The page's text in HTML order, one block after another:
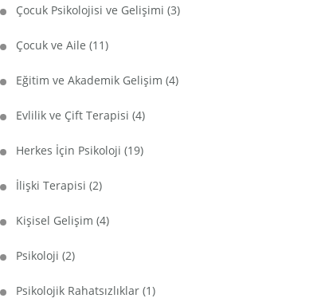
Çocuk Psikolojisi ve Gelişimi (3)
Çocuk ve Aile (11)
Eğitim ve Akademik Gelişim (4)
Evlilik ve Çift Terapisi (4)
Herkes İçin Psikoloji (19)
İlişki Terapisi (2)
Kişisel Gelişim (4)
Psikoloji (2)
Psikolojik Rahatsızlıklar (1)